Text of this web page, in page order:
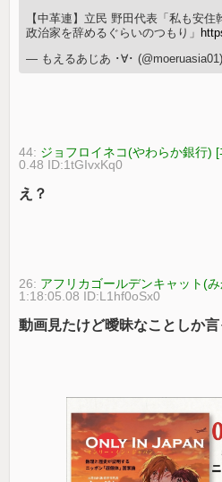
【中革連】立民 野田代表「私も安
政治家を辞めるぐらいのつもり」
— もえるあじあ ･∀･
44: ジョフロイネコ(やわらか銀行) [
0.48 ID:1tGIvxKq0
え？
26: アフリカゴールデンキャット(
1:18:05.08 ID:L1hf0oSx0
動画見たけど曖昧なことしか